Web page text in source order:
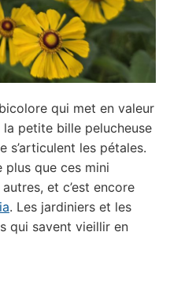
qui met en valeur
la petite bille pelucheuse
s’articulent les pétales.
plus que ces mini
et c’est encore
. Les jardiniers et les
qui savent vieillir en